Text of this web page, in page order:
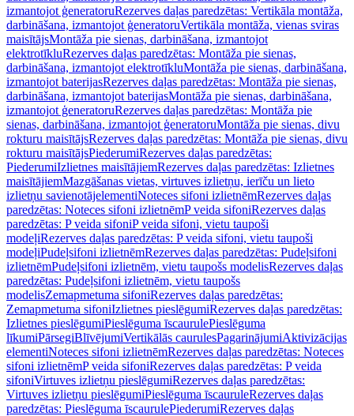
izmantojot ģeneratoruRezerves daļas paredzētas: Vertikāla montāža,
darbināšana, izmantojot ģeneratoruVertikāla montāža, vienas sviras
maisītājsMontāža pie sienas, darbināšana, izmantojot
elektrotīkluRezerves daļas paredzētas: Montāža pie sienas,
darbināšana, izmantojot elektrotīkluMontāža pie sienas, darbināšana,
izmantojot baterijasRezerves daļas paredzētas: Montāža pie sienas,
darbināšana, izmantojot baterijasMontāža pie sienas, darbināšana,
izmantojot ģeneratoruRezerves daļas paredzētas: Montāža pie
sienas, darbināšana, izmantojot ģeneratoruMontāža pie sienas, divu
rokturu maisītājsRezerves daļas paredzētas: Montāža pie sienas, divu
rokturu maisītājsPiederumiRezerves daļas paredzētas:
PiederumiIzlietnes maisītājiemRezerves daļas paredzētas: Izlietnes
maisītājiemMazgāšanas vietas, virtuves izlietņu, ierīču un lieto
izlietņu savienotājelementiNoteces sifoni izlietnēmRezerves daļas
paredzētas: Noteces sifoni izlietnēmP veida sifoniRezerves daļas
paredzētas: P veida sifoniP veida sifoni, vietu taupoši
modeļiRezerves daļas paredzētas: P veida sifoni, vietu taupoši
modeļiPudeļsifoni izlietnēmRezerves daļas paredzētas: Pudeļsifoni
izlietnēmPudeļsifoni izlietnēm, vietu taupošs modelisRezerves daļas
paredzētas: Pudeļsifoni izlietnēm, vietu taupošs
modelisZemapmetuma sifoniRezerves daļas paredzētas:
Zemapmetuma sifoniIzlietnes pieslēgumiRezerves daļas paredzētas:
Izlietnes pieslēgumiPieslēguma īscaurulePieslēguma
līkumiPārsegiBlīvējumiVertikālās caurulesPagarinājumiAktivizācijas
elementiNoteces sifoni izlietnēmRezerves daļas paredzētas: Noteces
sifoni izlietnēmP veida sifoniRezerves daļas paredzētas: P veida
sifoniVirtuves izlietņu pieslēgumiRezerves daļas paredzētas:
Virtuves izlietņu pieslēgumiPieslēguma īscauruleRezerves daļas
paredzētas: Pieslēguma īscaurulePiederumiRezerves daļas